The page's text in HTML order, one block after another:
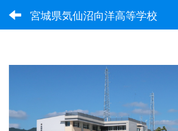
宮城県気仙沼向洋高等学校